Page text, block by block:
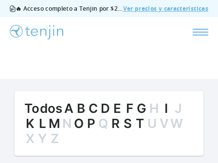
🔥 Acceso completo a Tenjin por $200/mes - todas las funciones, sin complementos, cancela cuando quieras.Ver precios y características
TodosA B C D E F G H I J
K L M N O P Q R S T U VW
X Y Z